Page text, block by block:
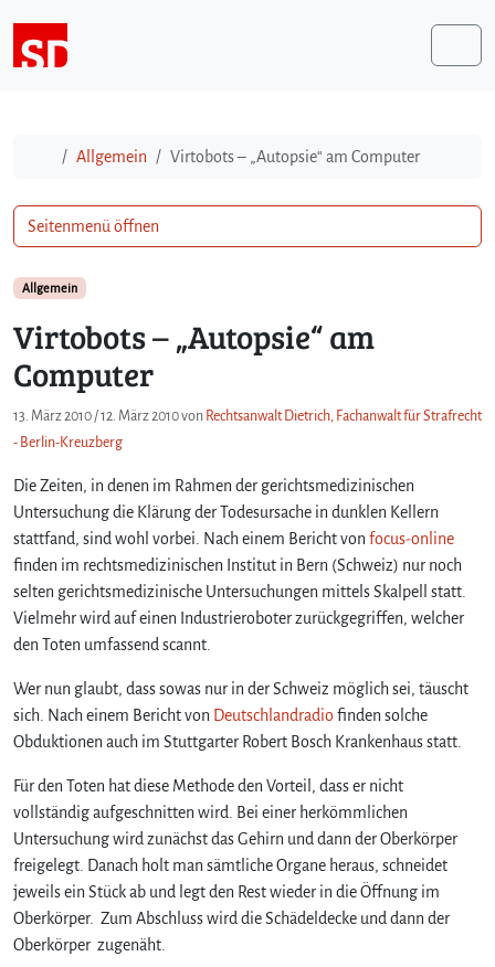
StartAllgemein Virtobots – „Autopsie“ am Computer
Allgemein
Virtobots – „Autopsie“ am
Computer
13. März 2010 /12. März 2010von Rechtsanwalt Dietrich, Fachanwalt für Strafrecht
- Berlin-Kreuzberg
Die Zeiten, in denen im Rahmen der gerichtsmedizinischen
Untersuchung die Klärung der Todesursache in dunklen Kellern
stattfand, sind wohl vorbei. Nach einem Bericht von focus-online
finden im rechtsmedizinischen Institut in Bern (Schweiz) nur noch
selten gerichtsmedizinische Untersuchungen mittels Skalpell statt.
Vielmehr wird auf einen Industrieroboter zurückgegriffen, welcher
den Toten umfassend scannt.
Wer nun glaubt, dass sowas nur in der Schweiz möglich sei, täuscht
sich. Nach einem Bericht von Deutschlandradiofinden solche
Obduktionen auch im Stuttgarter Robert Bosch Krankenhaus statt.
Für den Toten hat diese Methode den Vorteil, dass er nicht
vollständig aufgeschnitten wird. Bei einer herkömmlichen
Untersuchung wird zunächst das Gehirn und dann der Oberkörper
freigelegt. Danach holt man sämtliche Organe heraus, schneidet
jeweils ein Stück ab und legt den Rest wieder in die Öffnung im
Oberkörper. Zum Abschluss wird die Schädeldecke und dann der
Oberkörper zugenäht.
Seitenmenü öffnen